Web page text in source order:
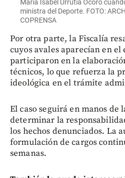
María Isabel Urrutia Ocoró
ministra del Deporte. FOTO:
COPRENSA
Por otra parte, la Fiscalía
cuyos avales aparecían en
participaron en la
técnicos, lo que refuerza la
ideológica en el trámite
El caso seguirá en manos de
determinar la
los hechos denunciados. La
formulación de cargos
semanas.